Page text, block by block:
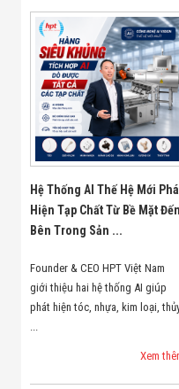
Hệ Thống AI Thế Hệ Mới
Hiện Tạp Chất Từ Bề Mặt Đến
Bên Trong Sản ...
Founder & CEO HPT Việt Nam
giới thiệu hai hệ thống AI giúp
phát hiện tóc, nhựa, kim loại,
Xem